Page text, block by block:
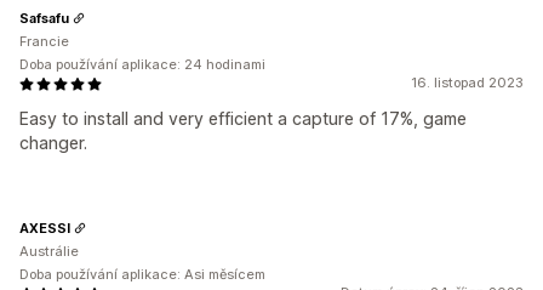
16. listopad 2023
Easy to install and very efficient a capture of 17%, game
changer.
Safsafu
Francie
Doba používání aplikace: 24 hodinami
AXESSI
Austrálie
Doba používání aplikace: Asi měsícem